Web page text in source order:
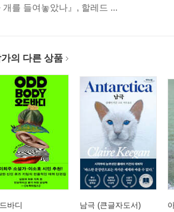
개를 들여놓았나』, 할레드 ...
의 다른 상품
바디 남극 (큰글자도서)